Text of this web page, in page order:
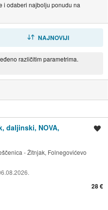
i odaberi najbolju ponudu na
NAJNOVIJI
različitim parametrima.
daljinski, NOVA,
- Žitnjak, Folnegovićevo
28 €